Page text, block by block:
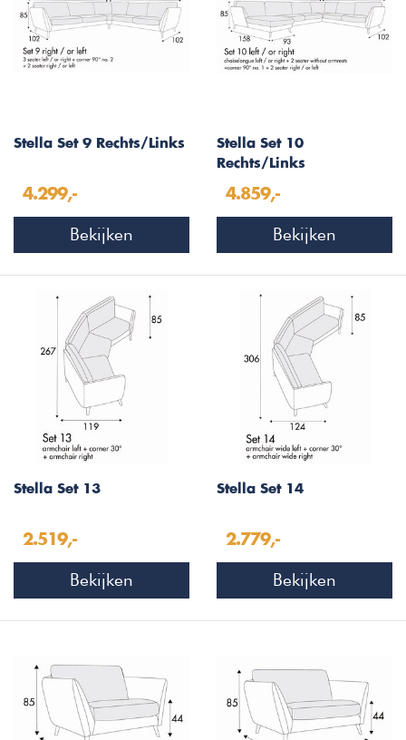
Stella Set 9 Rechts/Links
4.299,-
Bekijken
Stella Set 10
Rechts/Links
4.859,-
Bekijken
Stella Set 13
2.519,-
Bekijken
Stella Set 14
2.779,-
Bekijken